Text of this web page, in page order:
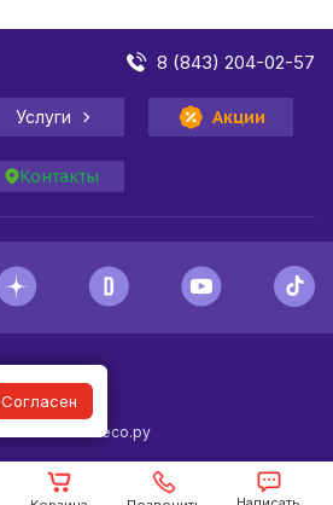
Согласен
8 (843) 204-02-57
Услуги Акции
Контакты
© Колесо.ру